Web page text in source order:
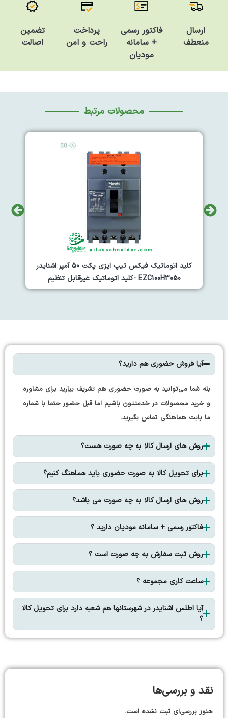
ارسال
منعطف
فاکتور رسمی
+ سامانه
مودیان
پرداخت
راحت و امن
تضمین
اصالت
محصولات مرتبط
کلید اتوماتیک فیکس تیپ ایزی پکت 50 آمپر اشنایدر
EZC100H3050 -کلید اتوماتیک غیرقابل تنظیم
آیا فروش حضوری هم دارید؟
بله شما می‌توانید به صورت حضوری هم تشریف بیارید برای مشاوره
و خرید محصولات در خدمتتون باشیم اما قبل حضور حتما با شماره
ما بابت هماهنگی تماس بگیرید.
روش های ارسال کالا به چه صورت هست؟
برای تحویل کالا به صورت حضوری باید هماهنگ کنیم؟
روش های ارسال کالا به چه صورت می باشد؟
فاکتور رسمی + سامانه مودیان دارید ؟
روش ثبت سفارش به چه صورت است ؟
ساعت کاری مجموعه ؟
آیا اطلس اشنایدر در شهرستانها هم شعبه دارد برای تحویل کالا
؟
نقد و بررسی‌ها
هنوز بررسی‌ای ثبت نشده است.